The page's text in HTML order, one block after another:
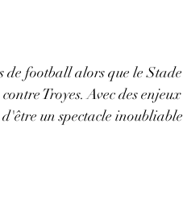
de football alors que le Stade
Troyes. Avec des enjeux
un spectacle inoubliable